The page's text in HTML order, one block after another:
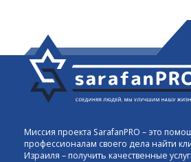
Миссия проекта SarafanPRO – это
профессионалам своего дела найти
Израиля – получить качественные